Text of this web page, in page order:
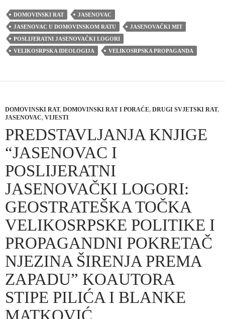
DOMOVINSKI RAT
JASENOVAC
JASENOVAC U DOMOVINSKOM RATU
JASENOVAČKI MIT
POSLIJERATNI JASENOVAČKI LOGORI
VELIKOSRPSKA IDEOLOGIJA
VELIKOSRPSKA PROPAGANDA
DOMOVINSKI RAT, DOMOVINSKI RAT I PORAĆE, DRUGI SVJETSKI RAT,
JASENOVAC, VIJESTI
PREDSTAVLJANJA KNJIGE
“JASENOVAC I
POSLIJERATNI
JASENOVAČKI LOGORI:
GEOSTRATEŠKA TOČKA
VELIKOSRPSKE POLITIKE I
PROPAGANDNI POKRETAČ
NJEZINA ŠIRENJA PREMA
ZAPADU” KOAUTORA
STIPE PILIĆA I BLANKE